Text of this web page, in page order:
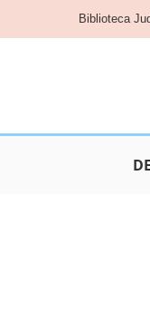
content
Biblioteca